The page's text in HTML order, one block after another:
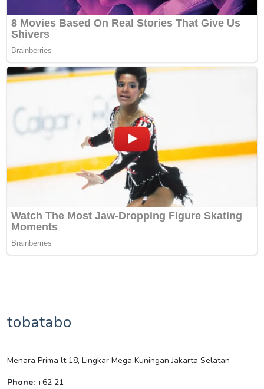
tobatabo
Menara Prima lt 18, Lingkar Mega Kuningan Jakarta Selatan
Phone: +62 21 -